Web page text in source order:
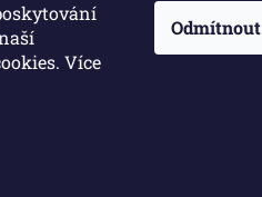
Více
Odmítnout